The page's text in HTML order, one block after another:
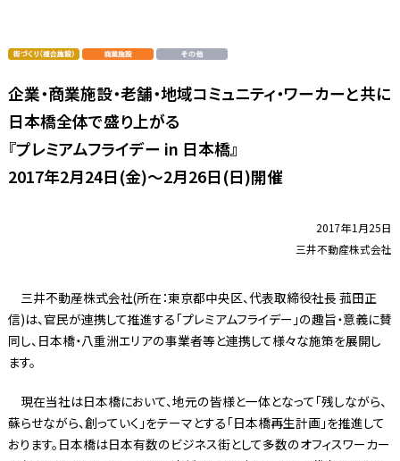
企業・商業施設・老舗・地域コミュニティ・ワーカーと共に
日本橋全体で盛り上がる
『プレミアムフライデー in 日本橋』
2017年2月24日(金)～2月26日(日)開催
2017年1月25日
三井不動産株式会社
三井不動産株式会社(所在：東京都中央区、代表取締役社長 菰田正
信)は、官民が連携して推進する「プレミアムフライデー」の趣旨・意義に賛
同し、日本橋・八重洲エリアの事業者等と連携して様々な施策を展開し
ます。
現在当社は日本橋において、地元の皆様と一体となって「残しながら、
蘇らせながら、創っていく」をテーマとする「日本橋再生計画」を推進して
おります。日本橋は日本有数のビジネス街として多数のオフィスワーカー